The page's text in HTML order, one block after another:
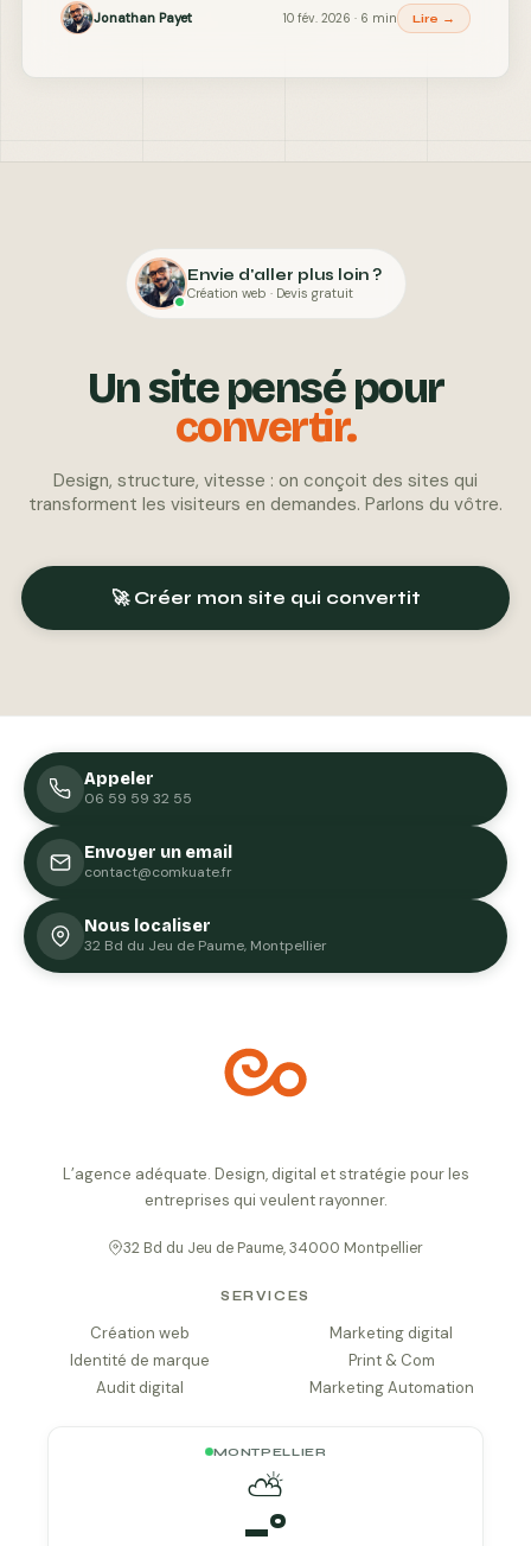
Jonathan Payet 10 fév. 2026 · 6 min Lire →
Envie d'aller plus loin ?
Création web · Devis gratuit
Un site pensé pour
convertir.
Design, structure, vitesse : on conçoit des sites qui
transforment les visiteurs en demandes. Parlons du vôtre.
🚀 Créer mon site qui convertit
Appeler
06 59 59 32 55
Envoyer un email
contact@comkuate.fr
Nous localiser
32 Bd du Jeu de Paume, Montpellier
L’agence adéquate. Design, digital et stratégie pour les
entreprises qui veulent rayonner.
32 Bd du Jeu de Paume, 34000 Montpellier
MONTPELLIER
⛅
–°
SERVICES
Création web
Marketing digital
Identité de marque
Print & Com
Audit digital
Marketing Automation